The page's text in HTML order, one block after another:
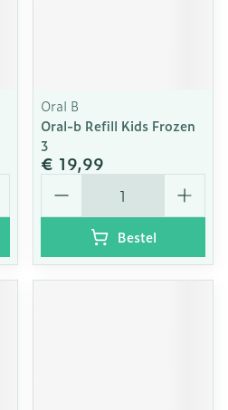
Oral B
Oral-b Refill Kids Frozen
3
€ 19,99
Aantal
Bestel